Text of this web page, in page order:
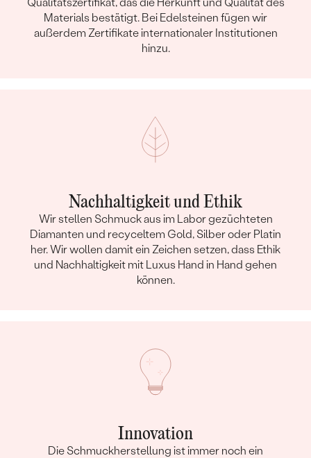
Materials bestätigt. Bei Edelsteinen fügen wir
außerdem Zertifikate internationaler Institutionen
hinzu.
Nachhaltigkeit und Ethik
Wir stellen Schmuck aus im Labor gezüchteten
Diamanten und recyceltem Gold, Silber oder Platin
her. Wir wollen damit ein Zeichen setzen, dass Ethik
und Nachhaltigkeit mit Luxus Hand in Hand gehen
können.
Innovation
Die Schmuckherstellung ist immer noch ein